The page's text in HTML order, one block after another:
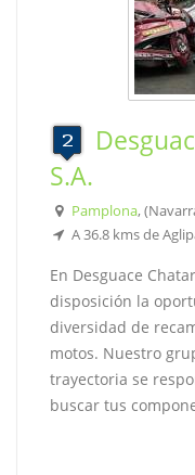
S.A.
Pamplona,
A 36.8 kms de
En Desguace
disposición la
diversidad de
motos. Nuestro
trayectoria se
buscar tus